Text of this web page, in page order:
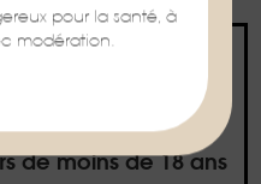
de boissons
de moins de 18 ans
pour la santé, à
modération.